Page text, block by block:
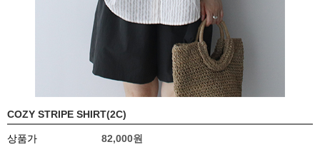
COZY STRIPE SHIRT(2C)
상품가 82,000원